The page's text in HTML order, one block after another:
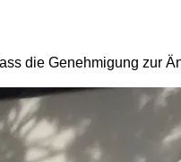
die Genehmigung zur